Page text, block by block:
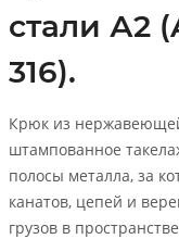
стали А2
316).
Крюк из
штампованное
полосы металла, за
канатов, цепей и
грузов в